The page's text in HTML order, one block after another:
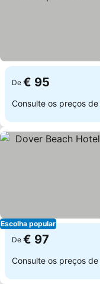
De € 95
Consulte os preços de
Escolha popular
De € 97
Consulte os preços de